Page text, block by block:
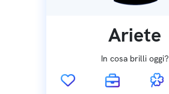
Ariete
In cosa brilli oggi?